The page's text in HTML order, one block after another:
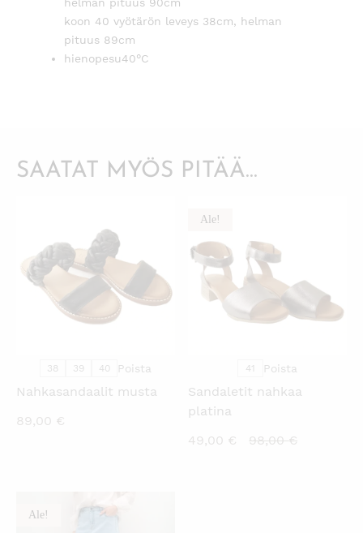
koon 40 vyötärön leveys 38cm, helman
pituus 89cm
hienopesu40°C
SAATAT MYÖS PITÄÄ...
38 39 40 Poista
Nahkasandaalit musta
89,00 €
Ale!
41 Poista
Sandaletit nahkaa
platina
49,00 €
Nykyinen
98,00€
Ale! KATSO PIKANÄKYMÄ